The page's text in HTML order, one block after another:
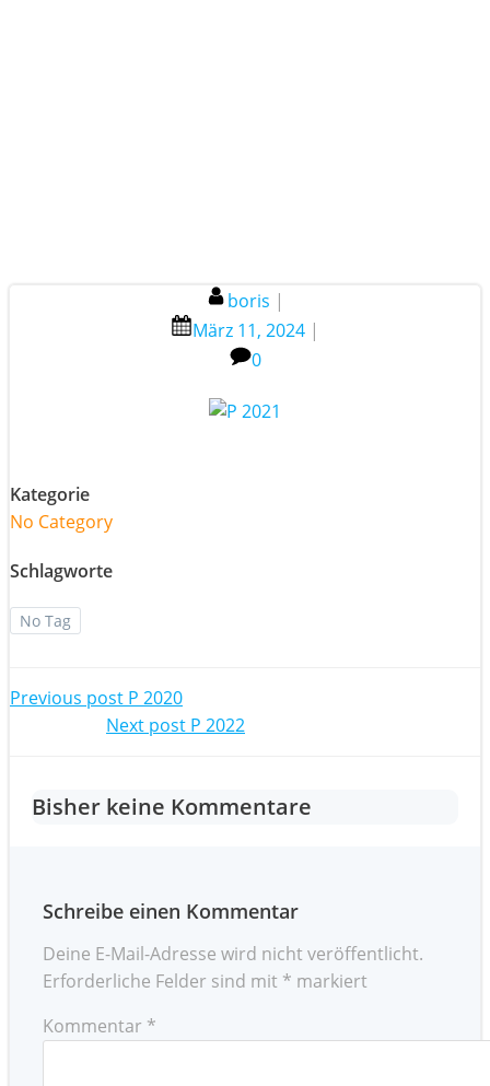
boris |
März 11, 2024 |
0
Kategorie
No Category
Schlagworte
No Tag
Post
Previous post P 2020
navigation
Next post P 2022
Bisher keine Kommentare
Schreibe einen Kommentar
Deine E-Mail-Adresse wird nicht veröffentlicht.
Erforderliche Felder sind mit * markiert
Kommentar *